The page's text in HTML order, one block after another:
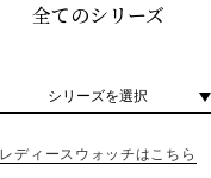
全てのシリーズ
シリーズを選択
レディースウォッチはこちら